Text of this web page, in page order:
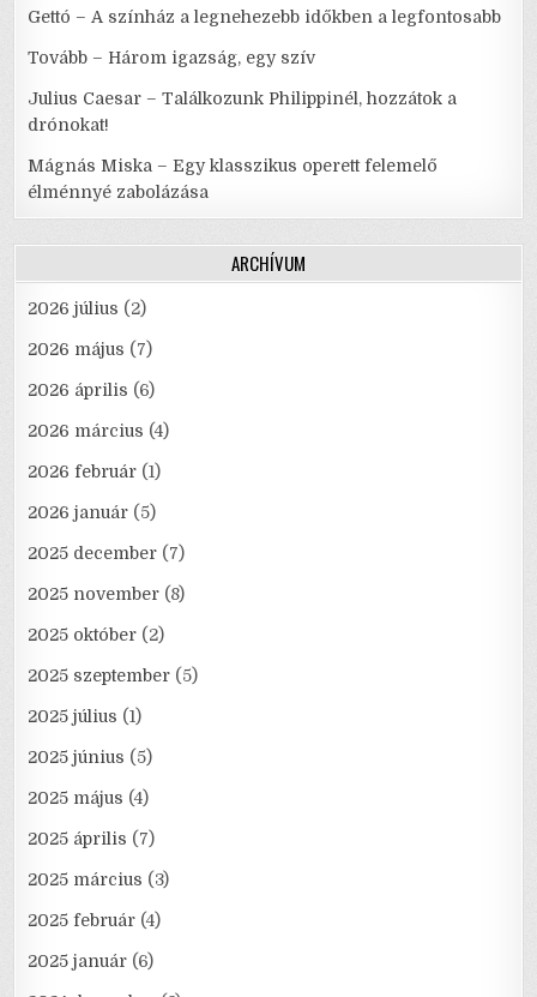
Gettó – A színház a legnehezebb időkben a legfontosabb
Tovább – Három igazság, egy szív
Julius Caesar – Találkozunk Philippinél, hozzátok a
drónokat!
Mágnás Miska – Egy klasszikus operett felemelő
élménnyé zabolázása
ARCHÍVUM
2026 július (2)
2026 május (7)
2026 április (6)
2026 március (4)
2026 február (1)
2026 január (5)
2025 december (7)
2025 november (8)
2025 október (2)
2025 szeptember (5)
2025 július (1)
2025 június (5)
2025 május (4)
2025 április (7)
2025 március (3)
2025 február (4)
2025 január (6)